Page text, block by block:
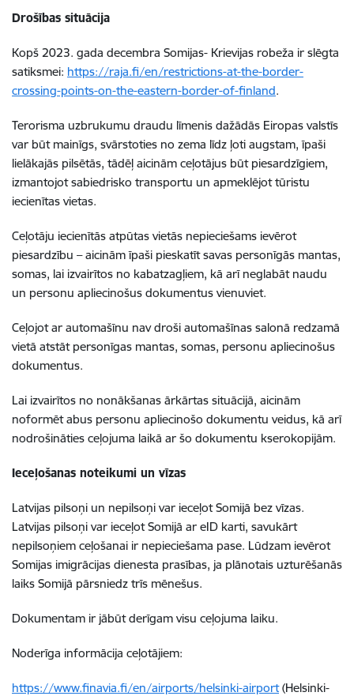
Drošības situācija
Kopš 2023. gada decembra Somijas- Krievijas robeža ir slēgta
satiksmei: https://raja.fi/en/restrictions-at-the-border-
crossing-points-on-the-eastern-border-of-finland.
Terorisma uzbrukumu draudu līmenis dažādās Eiropas valstīs
var būt mainīgs, svārstoties no zema līdz ļoti augstam, īpaši
lielākajās pilsētās, tādēļ aicinām ceļotājus būt piesardzīgiem,
izmantojot sabiedrisko transportu un apmeklējot tūristu
iecienītas vietas.
Ceļotāju iecienītās atpūtas vietās nepieciešams ievērot
piesardzību – aicinām īpaši pieskatīt savas personīgās mantas,
somas, lai izvairītos no kabatzagļiem, kā arī neglabāt naudu
un personu apliecinošus dokumentus vienuviet.
Ceļojot ar automašīnu nav droši automašīnas salonā redzamā
vietā atstāt personīgas mantas, somas, personu apliecinošus
dokumentus.
Lai izvairītos no nonākšanas ārkārtas situācijā, aicinām
noformēt abus personu apliecinošo dokumentu veidus, kā arī
nodrošināties ceļojuma laikā ar šo dokumentu kserokopijām.
Ieceļošanas noteikumi un vīzas
Latvijas pilsoņi un nepilsoņi var ieceļot Somijā bez vīzas.
Latvijas pilsoņi var ieceļot Somijā ar eID karti, savukārt
nepilsoņiem ceļošanai ir nepieciešama pase. Lūdzam ievērot
Somijas imigrācijas dienesta prasības, ja plānotais uzturēšanās
laiks Somijā pārsniedz trīs mēnešus.
Dokumentam ir jābūt derīgam visu ceļojuma laiku.
Noderīga informācija ceļotājiem:
https://www.finavia.fi/en/airports/helsinki-airport(Helsinki-